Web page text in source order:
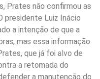
Prates não confirmou as
presidente Luiz Inácio
a intenção de que a
mas essa informação
que já foi alvo de
a retomada do
a manutenção do